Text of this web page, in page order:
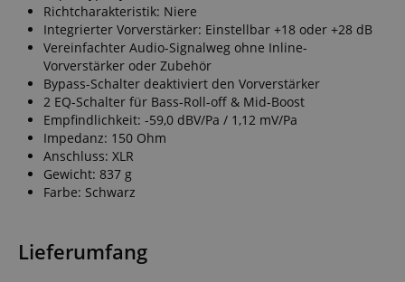
Richtcharakteristik: Niere
Integrierter Vorverstärker: Einstellbar +18 oder +28 dB
Vereinfachter Audio-Signalweg ohne Inline-
Vorverstärker oder Zubehör
Bypass-Schalter deaktiviert den Vorverstärker
2 EQ-Schalter für Bass-Roll-off & Mid-Boost
Empfindlichkeit: -59,0 dBV/Pa / 1,12 mV/Pa
Impedanz: 150 Ohm
Anschluss: XLR
Gewicht: 837 g
Farbe: Schwarz
Lieferumfang